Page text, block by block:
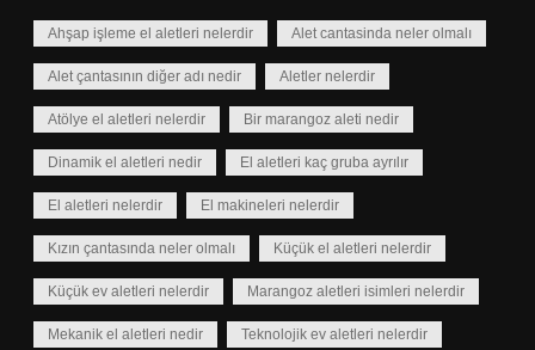
Ahşap işleme el aletleri nelerdir Alet cantasinda neler olmalı
Alet çantasının diğer adı nedir Aletler nelerdir
Atölye el aletleri nelerdir Bir marangoz aleti nedir
Dinamik el aletleri nedir El aletleri kaç gruba ayrılır
El aletleri nelerdir El makineleri nelerdir
Kızın çantasında neler olmalı Küçük el aletleri nelerdir
Küçük ev aletleri nelerdir Marangoz aletleri isimleri nelerdir
Mekanik el aletleri nedir Teknolojik ev aletleri nelerdir